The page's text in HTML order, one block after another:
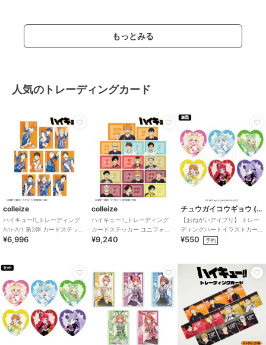
もっとみる
人気のトレーディングカード
colleize
ハイキュー!!_トレーディング
Ani-Art 第3弾 カードステッカ
ー(単位/BOX)
¥6,996
colleize
ハイキュー!!_トレーディング
カードステッカー ユニフォー
ムver.(単位/BOX)
¥9,240
チュウガイコウギョウ (Chugai Mining)
【おねがいアイプリ】 トレー
ディングハートイラストカー
ド （ランダム全6種）
¥550 予約